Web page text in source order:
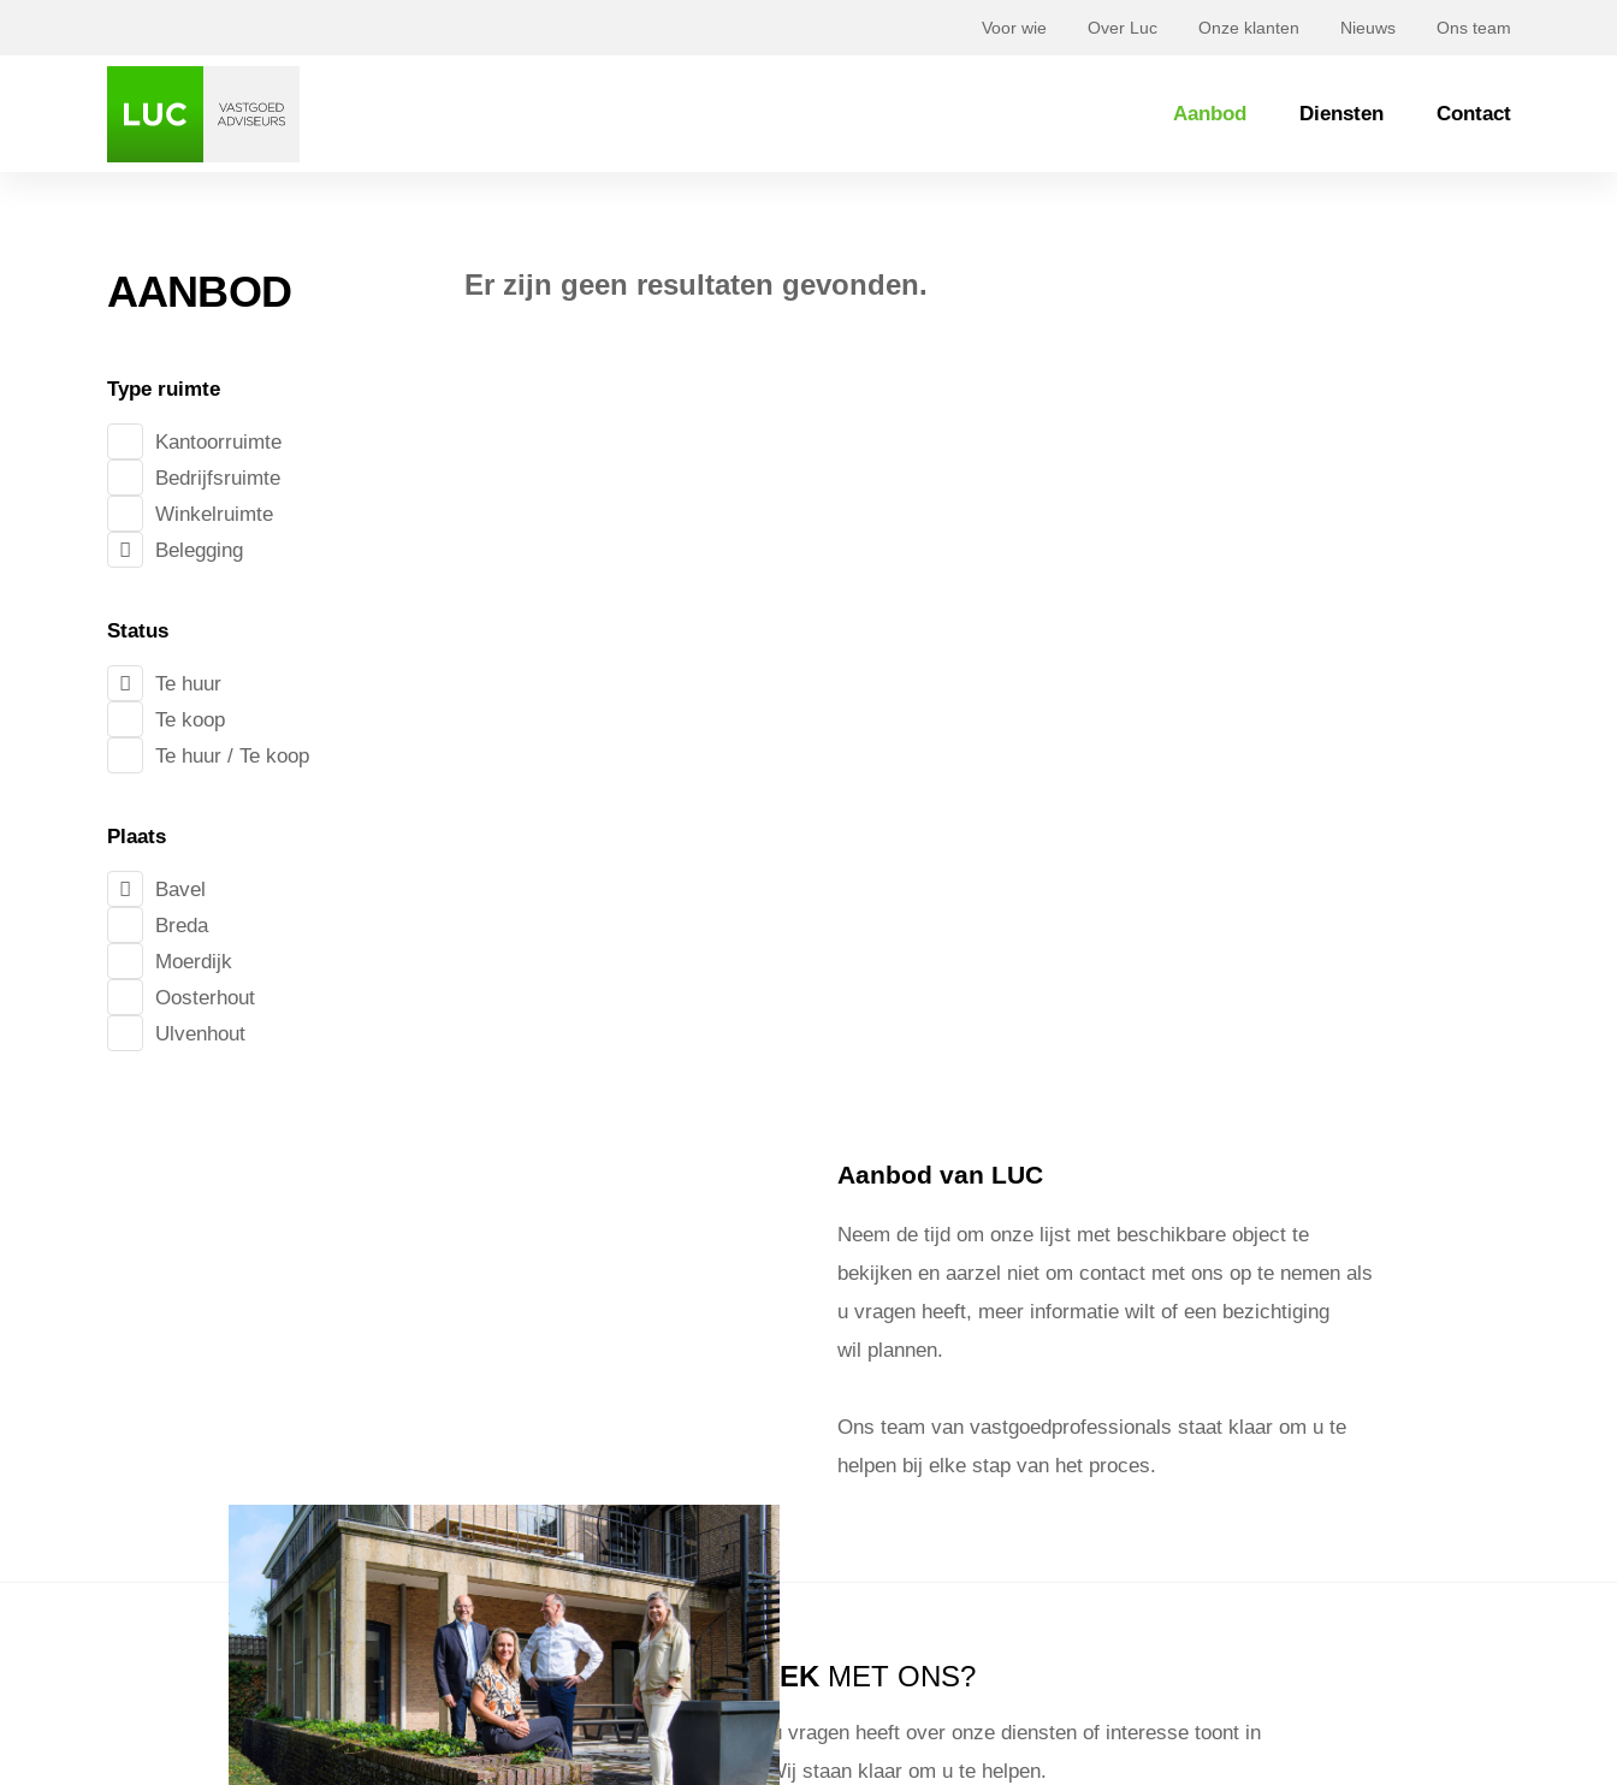
Voor wie Over Luc Onze klanten Nieuws Ons team
Aanbod Diensten Contact
AANBOD
Type ruimte
Kantoorruimte
Bedrijfsruimte
Winkelruimte
Belegging
Status
Te huur
Te koop
Te huur / Te koop
Plaats
Bavel
Breda
Moerdijk
Oosterhout
Ulvenhout
Er zijn geen resultaten gevonden.
Aanbod van LUC
Neem de tijd om onze lijst met beschikbare object te
bekijken en aarzel niet om contact met ons op te nemen als
u vragen heeft, meer informatie wilt of een bezichtiging
wil plannen.
Ons team van vastgoedprofessionals staat klaar om u te
helpen bij elke stap van het proces.
IN GESPREK MET ONS?
Wij kijken ernaar uit om van u te horen! Of u nu vragen heeft over onze diensten of interesse toont in
een specifiek object? Wij staan klaar om u te helpen.